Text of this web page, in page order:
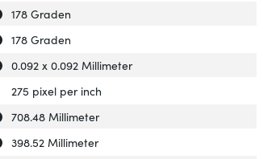
Uitleg over 'Kijkhoek, horizontaal'
Verberg uitleg over 'Kijkhoek, horizontaal'
178 Graden
Uitleg over 'Kijkhoek, verticaal'
Verberg uitleg over 'Kijkhoek, verticaal'
178 Graden
Uitleg over 'Pixel pitch'
Verberg uitleg over 'Pixel pitch'
0.092 x 0.092 Millimeter
275 pixel per inch
Uitleg over 'Grootte beeld (horizontaal)'
Verberg uitleg over 'Grootte beeld (horizontaal)'
708.48 Millimeter
Uitleg over 'Grootte beeld (verticaal)'
Verberg uitleg over 'Grootte beeld (verticaal)'
398.52 Millimeter